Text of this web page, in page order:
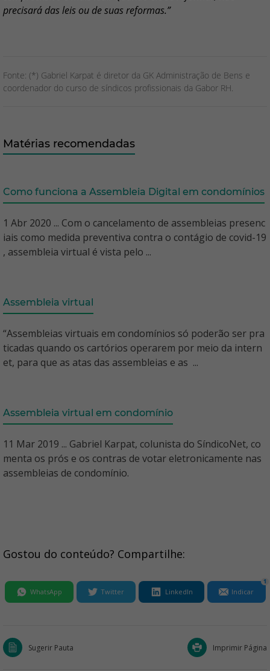
precisará das leis ou de suas reformas.”
Fonte: (*) Gabriel Karpat é diretor da GK Administração de Bens e
coordenador do curso de síndicos profissionais da Gabor RH.
Matérias recomendadas
Como funciona a Assembleia Digital em condomínios
1 Abr 2020 ... Com o cancelamento de assembleias presenc
iais como medida preventiva contra o contágio de covid-19
, assembleia virtual é vista pelo ...
Assembleia virtual
“Assembleias virtuais em condomínios só poderão ser pra
ticadas quando os cartórios operarem por meio da intern
et, para que as atas das assembleias e as ...
Assembleia virtual em condomínio
11 Mar 2019 ... Gabriel Karpat, colunista do SíndicoNet, co
menta os prós e os contras de votar eletronicamente nas
assembleias de condomínio.
Gostou do conteúdo? Compartilhe:
WhatsApp Twitter LinkedIn Indicar
1
Sugerir Pauta Imprimir Página